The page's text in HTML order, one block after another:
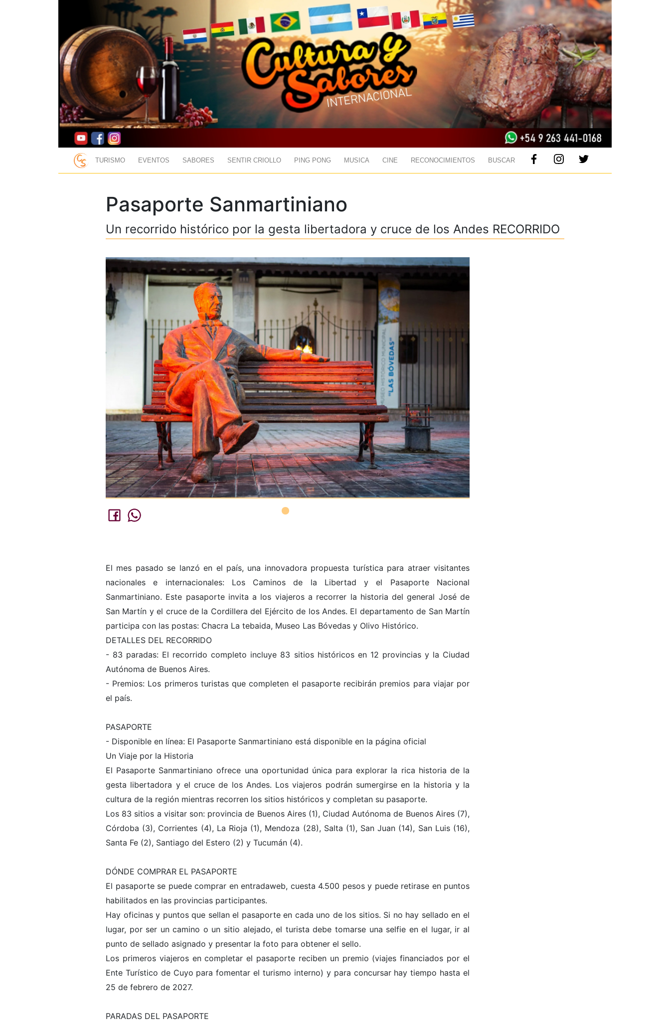
TURISMO EVENTOS SABORES SENTIR CRIOLLO PING PONG MUSICA CINE RECONOCIMIENTOS BUSCAR
Pasaporte Sanmartiniano
Un recorrido histórico por la gesta libertadora y cruce de los Andes RECORRIDO
El mes pasado se lanzó en el país, una innovadora propuesta turística para atraer visitantes
nacionales e internacionales: Los Caminos de la Libertad y el Pasaporte Nacional
Sanmartiniano. Este pasaporte invita a los viajeros a recorrer la historia del general José de
San Martín y el cruce de la Cordillera del Ejército de los Andes. El departamento de San Martín
participa con las postas: Chacra La tebaida, Museo Las Bóvedas y Olivo Histórico.
DETALLES DEL RECORRIDO
- 83 paradas: El recorrido completo incluye 83 sitios históricos en 12 provincias y la Ciudad
Autónoma de Buenos Aires.
- Premios: Los primeros turistas que completen el pasaporte recibirán premios para viajar por
el país.
PASAPORTE
- Disponible en línea: El Pasaporte Sanmartiniano está disponible en la página oficial
Un Viaje por la Historia
El Pasaporte Sanmartiniano ofrece una oportunidad única para explorar la rica historia de la
gesta libertadora y el cruce de los Andes. Los viajeros podrán sumergirse en la historia y la
cultura de la región mientras recorren los sitios históricos y completan su pasaporte.
Los 83 sitios a visitar son: provincia de Buenos Aires (1), Ciudad Autónoma de Buenos Aires (7),
Córdoba (3), Corrientes (4), La Rioja (1), Mendoza (28), Salta (1), San Juan (14), San Luis (16),
Santa Fe (2), Santiago del Estero (2) y Tucumán (4).
DÓNDE COMPRAR EL PASAPORTE
El pasaporte se puede comprar en entradaweb, cuesta 4.500 pesos y puede retirase en puntos
habilitados en las provincias participantes.
Hay oficinas y puntos que sellan el pasaporte en cada uno de los sitios. Si no hay sellado en el
lugar, por ser un camino o un sitio alejado, el turista debe tomarse una selfie en el lugar, ir al
punto de sellado asignado y presentar la foto para obtener el sello.
Los primeros viajeros en completar el pasaporte reciben un premio (viajes financiados por el
Ente Turístico de Cuyo para fomentar el turismo interno) y para concursar hay tiempo hasta el
25 de febrero de 2027.
PARADAS DEL PASAPORTE